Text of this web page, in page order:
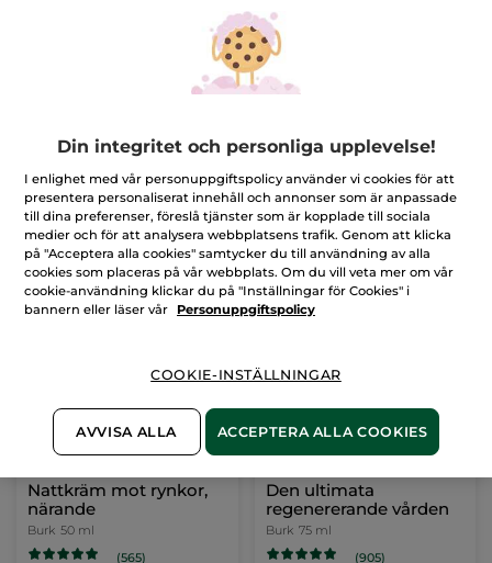
(155)
399,00 Kr
LÄGG I
VARUKORGEN
Regenererande dag- &
nattkräm mot rynkor
(1989)
699,00 Kr
LÄGG I
VARUKORGEN
Nattkräm mot rynkor,
närande
Burk 50 ml
(565)
Den ultimata
regenererande vården
Burk 75 ml
(905)
Din integritet och personliga upplevelse!
I enlighet med vår personuppgiftspolicy använder vi cookies för att
presentera personaliserat innehåll och annonser som är anpassade
till dina preferenser, föreslå tjänster som är kopplade till sociala
medier och för att analysera webbplatsens trafik. Genom att klicka
på "Acceptera alla cookies" samtycker du till användning av alla
cookies som placeras på vår webbplats. Om du vill veta mer om vår
cookie-användning klickar du på "Inställningar för Cookies" i
bannern eller läser vår
Personuppgiftspolicy
COOKIE-INSTÄLLNINGAR
AVVISA ALLA ACCEPTERA ALLA COOKIES